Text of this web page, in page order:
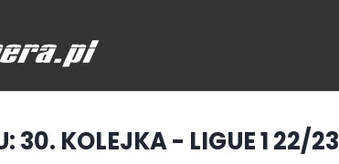
30. KOLEJKA - LIGUE 1 22/23